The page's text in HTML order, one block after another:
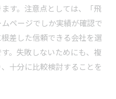
す。注意点としては、「飛
ページでしか実績が確認で
差した信頼できる会社を選
。失敗しないためにも、複
十分に比較検討することを